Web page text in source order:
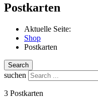
Postkarten
Aktuelle Seite:
Shop
Postkarten
Search
suchen
3 Postkarten